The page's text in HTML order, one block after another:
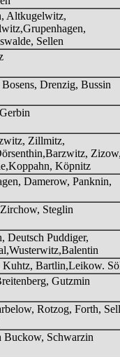
Altkugelwitz,
Sellen
Drenzig, Bussin
Zillmitz,
Köpnitz
Damerow, Panknin,
Steglin
Deutsch Puddiger,
Kuhtz, Bartlin,Leikow.
Gutzmin
Rotzog, Forth,
Buckow, Schwarzin